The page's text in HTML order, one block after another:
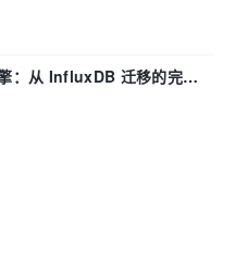
：从 InfluxDB 迁移的完整